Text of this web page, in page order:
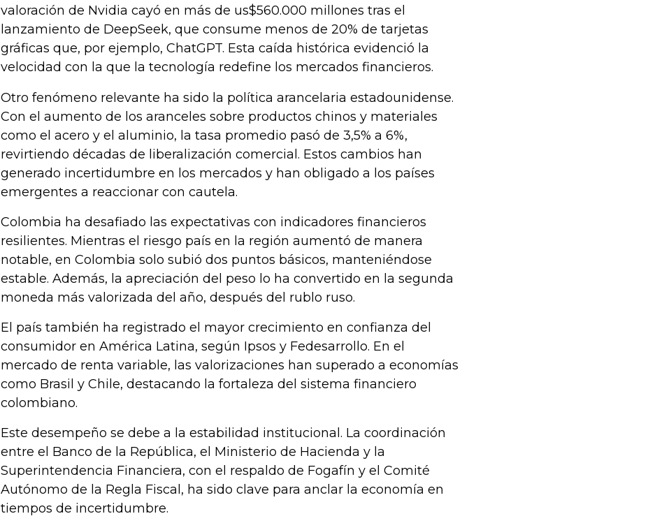
valoración de Nvidia cayó en más de us$560.000 millones tras el
lanzamiento de DeepSeek, que consume menos de 20% de tarjetas
gráficas que, por ejemplo, ChatGPT. Esta caída histórica evidenció la
velocidad con la que la tecnología redefine los mercados financieros.
Otro fenómeno relevante ha sido la política arancelaria estadounidense.
Con el aumento de los aranceles sobre productos chinos y materiales
como el acero y el aluminio, la tasa promedio pasó de 3,5% a 6%,
revirtiendo décadas de liberalización comercial. Estos cambios han
generado incertidumbre en los mercados y han obligado a los países
emergentes a reaccionar con cautela.
Colombia ha desafiado las expectativas con indicadores financieros
resilientes. Mientras el riesgo país en la región aumentó de manera
notable, en Colombia solo subió dos puntos básicos, manteniéndose
estable. Además, la apreciación del peso lo ha convertido en la segunda
moneda más valorizada del año, después del rublo ruso.
El país también ha registrado el mayor crecimiento en confianza del
consumidor en América Latina, según Ipsos y Fedesarrollo. En el
mercado de renta variable, las valorizaciones han superado a economías
como Brasil y Chile, destacando la fortaleza del sistema financiero
colombiano.
Este desempeño se debe a la estabilidad institucional. La coordinación
entre el Banco de la República, el Ministerio de Hacienda y la
Superintendencia Financiera, con el respaldo de Fogafín y el Comité
Autónomo de la Regla Fiscal, ha sido clave para anclar la economía en
tiempos de incertidumbre.